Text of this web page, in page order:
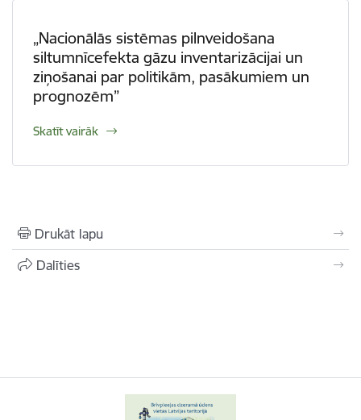
„Nacionālās sistēmas pilnveidošana
siltumnīcefekta gāzu inventarizācijai un
ziņošanai par politikām, pasākumiem un
prognozēm”
Skatīt vairāk
Drukāt lapu
Dalīties